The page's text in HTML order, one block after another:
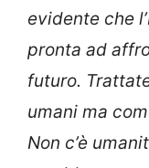
evidente che
pronta ad
futuro.
umani ma
Non c’è